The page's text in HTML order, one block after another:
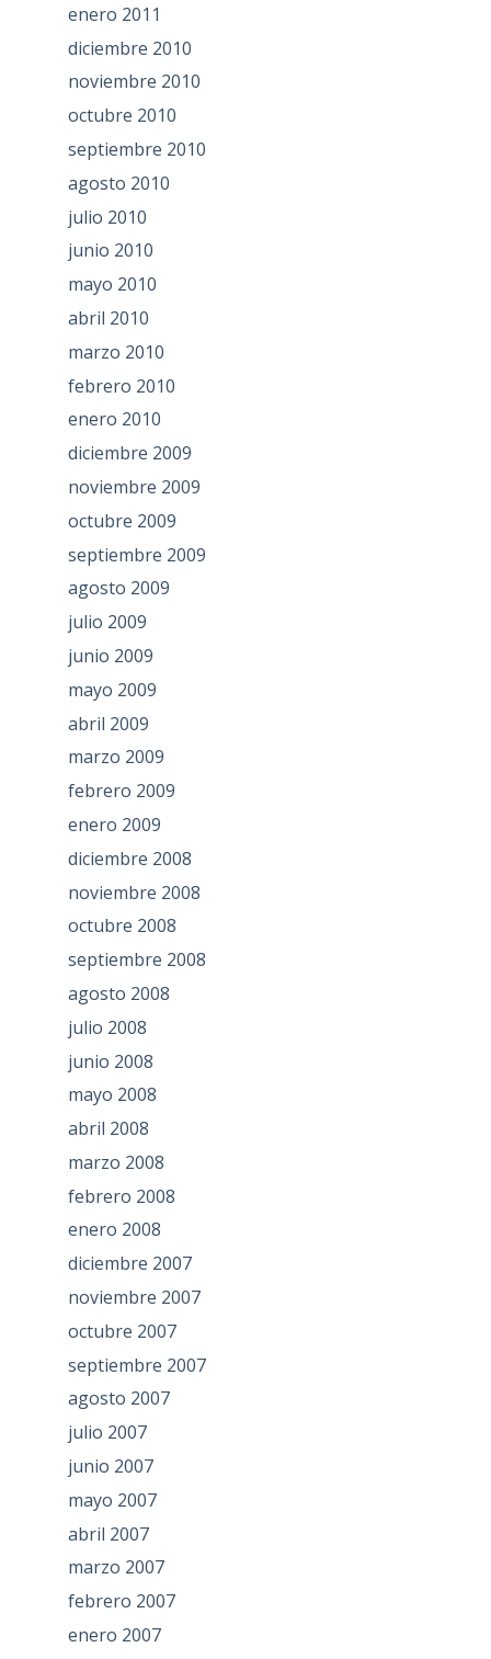
enero 2011
diciembre 2010
noviembre 2010
octubre 2010
septiembre 2010
agosto 2010
julio 2010
junio 2010
mayo 2010
abril 2010
marzo 2010
febrero 2010
enero 2010
diciembre 2009
noviembre 2009
octubre 2009
septiembre 2009
agosto 2009
julio 2009
junio 2009
mayo 2009
abril 2009
marzo 2009
febrero 2009
enero 2009
diciembre 2008
noviembre 2008
octubre 2008
septiembre 2008
agosto 2008
julio 2008
junio 2008
mayo 2008
abril 2008
marzo 2008
febrero 2008
enero 2008
diciembre 2007
noviembre 2007
octubre 2007
septiembre 2007
agosto 2007
julio 2007
junio 2007
mayo 2007
abril 2007
marzo 2007
febrero 2007
enero 2007